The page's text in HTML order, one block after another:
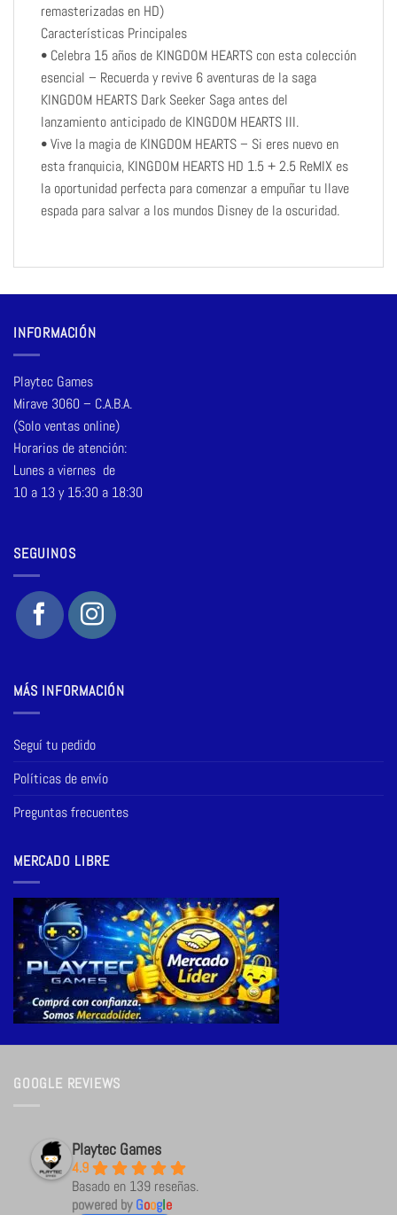
remasterizadas en HD)
Características Principales
• Celebra 15 años de KINGDOM HEARTS con esta colección
esencial – Recuerda y revive 6 aventuras de la saga
KINGDOM HEARTS Dark Seeker Saga antes del
lanzamiento anticipado de KINGDOM HEARTS III.
• Vive la magia de KINGDOM HEARTS – Si eres nuevo en
esta franquicia, KINGDOM HEARTS HD 1.5 + 2.5 ReMIX es
la oportunidad perfecta para comenzar a empuñar tu llave
espada para salvar a los mundos Disney de la oscuridad.
INFORMACIÓN
Playtec Games
Mirave 3060 – C.A.B.A.
(Solo ventas online)
Horarios de atención:
Lunes a viernes de
10 a 13 y 15:30 a 18:30
SEGUINOS
MÁS INFORMACIÓN
Seguí tu pedido
Políticas de envío
Preguntas frecuentes
MERCADO LIBRE
GOOGLE REVIEWS
Playtec Games
4.9
Basado en 139 reseñas.
powered byGoogle